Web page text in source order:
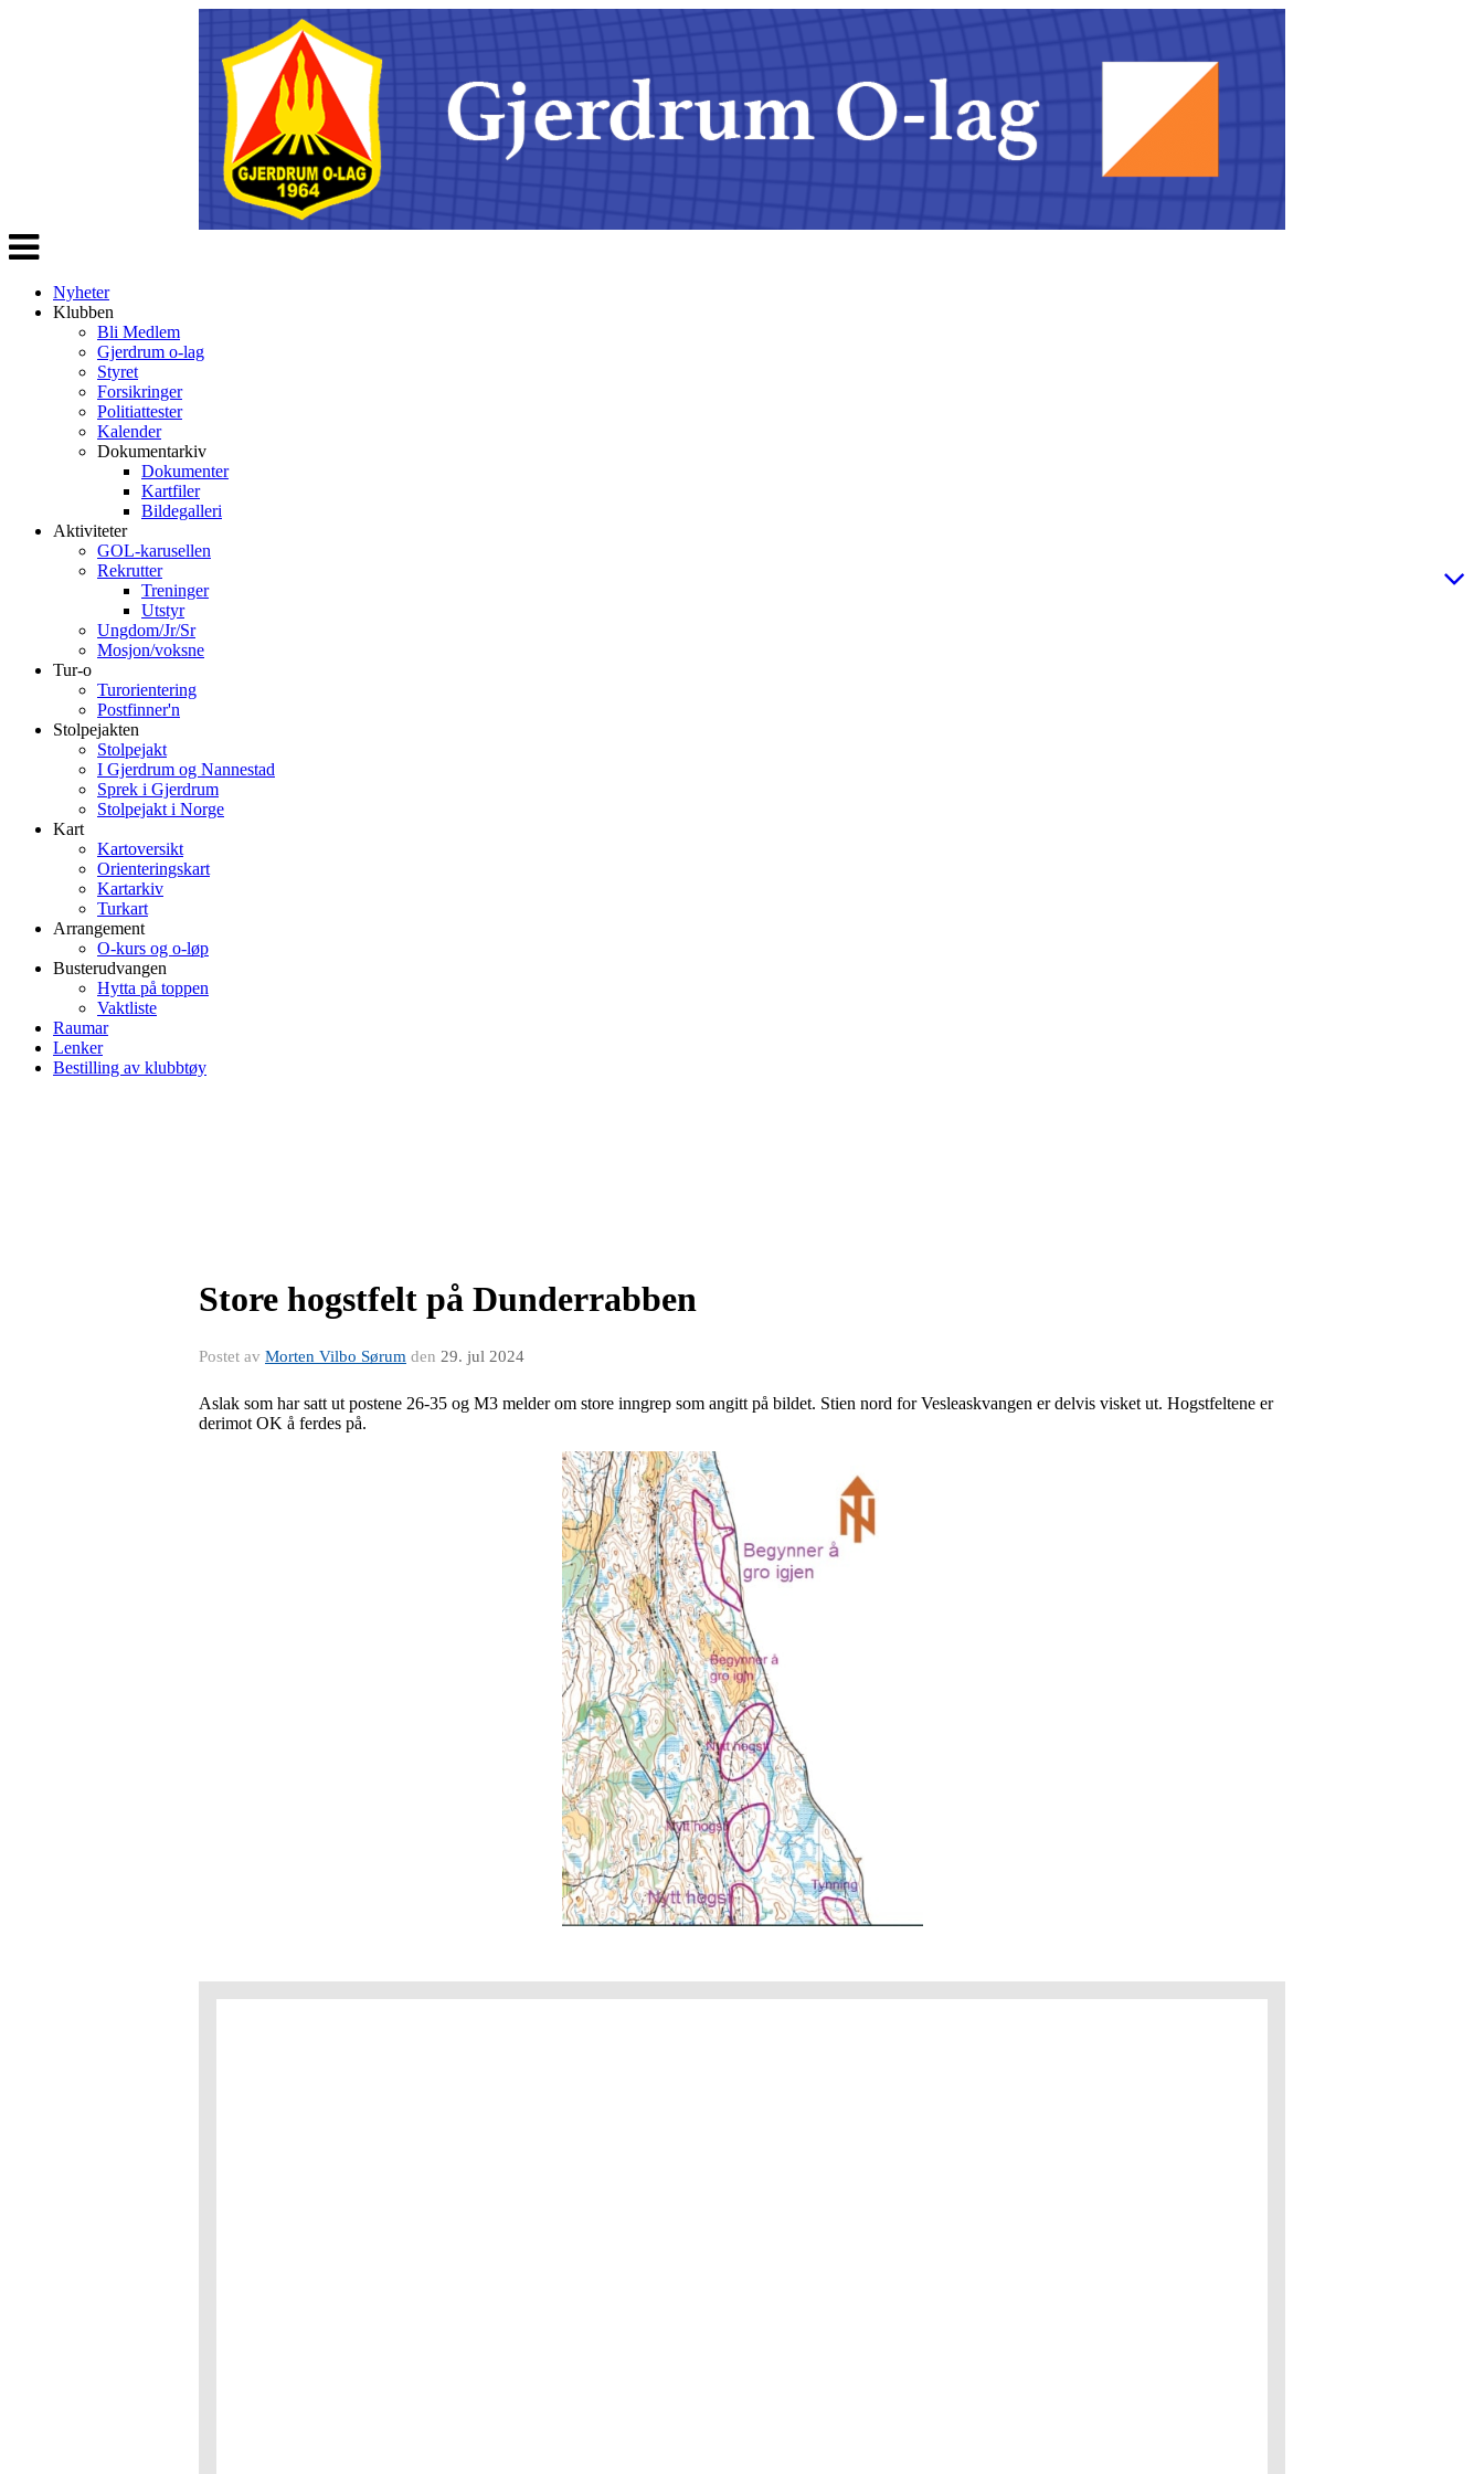
Veksle
navigasjon
Nyheter
Klubben
Bli Medlem
Gjerdrum o-lag
Styret
Forsikringer
Politiattester
Kalender
Dokumentarkiv
Dokumenter
Kartfiler
Bildegalleri
Aktiviteter
GOL-karusellen
Rekrutter
Treninger
Utstyr
Ungdom/Jr/Sr
Mosjon/voksne
Tur-o
Turorientering
Postfinner'n
Stolpejakten
Stolpejakt
I Gjerdrum og Nannestad
Sprek i Gjerdrum
Stolpejakt i Norge
Kart
Kartoversikt
Orienteringskart
Kartarkiv
Turkart
Arrangement
O-kurs og o-løp
Busterudvangen
Hytta på toppen
Vaktliste
Raumar
Lenker
Bestilling av klubbtøy
Store hogstfelt på Dunderrabben
Postet av Morten Vilbo Sørum den 29. jul 2024
Aslak som har satt ut postene 26-35 og M3 melder om store inngrep som angitt på bildet. Stien nord for Vesleaskvangen er delvis visket ut. Hogstfeltene er
derimot OK å ferdes på.